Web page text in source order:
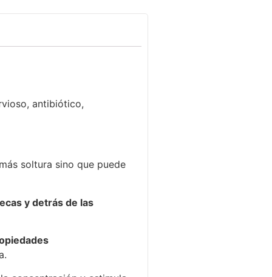
antibiótico,
soltura sino que puede
y detrás de las